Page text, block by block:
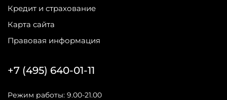
Кредит и страхование
Карта сайта
Правовая информация
+7 (495) 640-01-11
Режим работы: 9.00-21.00